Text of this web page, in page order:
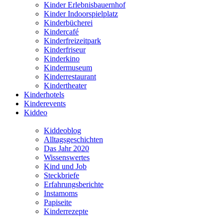
Kinder Erlebnisbauernhof
Kinder Indoorspielplatz
Kinderbücherei
Kindercafé
Kinderfreizeitpark
Kinderfriseur
Kinderkino
Kindermuseum
Kinderrestaurant
Kindertheater
Kinderhotels
Kinderevents
Kiddeo
Kiddeoblog
Alltagsgeschichten
Das Jahr 2020
Wissenswertes
Kind und Job
Steckbriefe
Erfahrungsberichte
Instamoms
Papiseite
Kinderrezepte